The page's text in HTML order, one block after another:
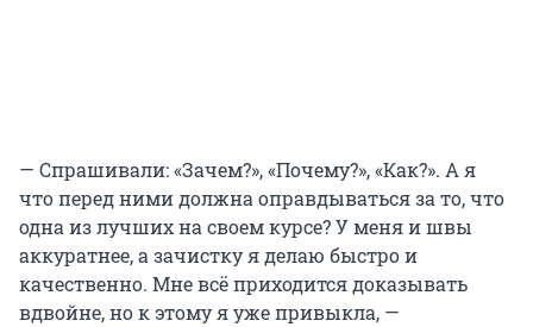
— Спрашивали: «Зачем?», «Почему?», «Как?». А я
что перед ними должна оправдываться за то, что
одна из лучших на своем курсе? У меня и швы
аккуратнее, а зачистку я делаю быстро и
качественно. Мне всё приходится доказывать
вдвойне, но к этому я уже привыкла, —